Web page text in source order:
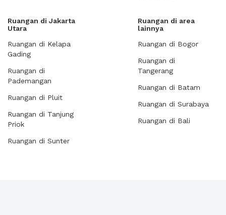
Ruangan di Jakarta
Utara
Ruangan di Kelapa
Gading
Ruangan di
Pademangan
Ruangan di Pluit
Ruangan di Tanjung
Priok
Ruangan di Sunter
Ruangan di area
lainnya
Ruangan di Bogor
Ruangan di
Tangerang
Ruangan di Batam
Ruangan di Surabaya
Ruangan di Bali